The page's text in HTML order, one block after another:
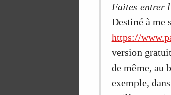
Faites entrer
Destiné à me
https://
version
de même, au
exemple,